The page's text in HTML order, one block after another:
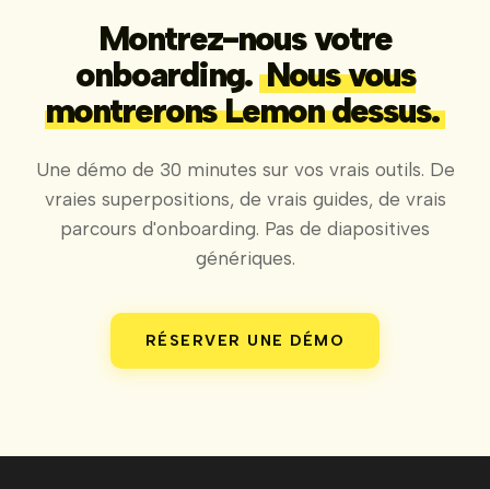
Montrez-nous votre
onboarding. Nous vous
montrerons Lemon dessus.
Une démo de 30 minutes sur vos vrais outils. De
vraies superpositions, de vrais guides, de vrais
parcours d'onboarding. Pas de diapositives
génériques.
RÉSERVER UNE DÉMO